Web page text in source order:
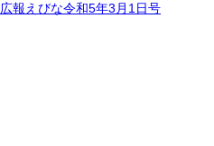
広報えびな令和5年3月1日号